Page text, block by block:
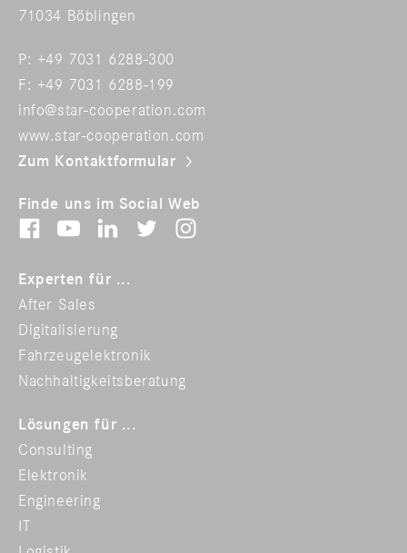
71034 Böblingen
P: +49 7031 6288-300
F: +49 7031 6288-199
info@star-cooperation.com
www.star-cooperation.com
Zum Kontaktformular
Finde uns im Social Web
Experten für ...
After Sales
Digitalisierung
Fahrzeugelektronik
Nachhaltigkeitsberatung
Lösungen für ...
Consulting
Elektronik
Engineering
IT